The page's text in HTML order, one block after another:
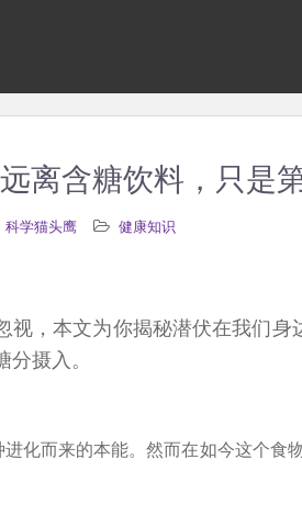
离含糖饮料，只是
科学猫头鹰 健康知识
视，本文为你揭秘潜伏在我们身
摄入。
化而来的本能。然而在如今这个食